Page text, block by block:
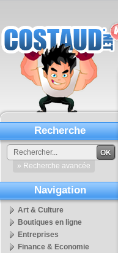
Recherche
OK
» Recherche avancée
Navigation
Art & Culture
Boutiques en ligne
Entreprises
Finance & Economie